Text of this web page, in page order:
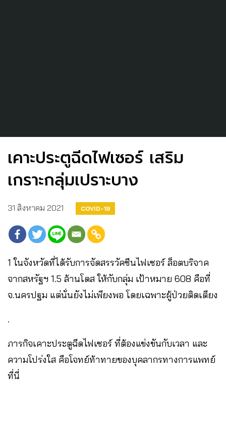
เคาะประตูฉีดไฟเซอร์ เสริม
เกราะกลุ่มเปราะบาง
31 สิงหาคม 2021 COVID-19
1 ในจังหวัดที่ได้รับการจัดสรรวัคซีนไฟเซอร์ ล็อตบริจาค
จากสหรัฐฯ 1.5 ล้านโดส ให้กับกลุ่ม เป้าหมาย 608 คือที่
จ.นครปฐม แต่นั่นยังไม่เพียงพอ โดยเฉพาะผู้ป่วยติดเตียง
.
ภารกิจเคาะประตูฉีดไฟเซอร์ ที่ต้องแข่งขันกับเวลา และ
ความโปร่งใส คือโจทย์ท้าทายของบุคลากรทางการแพทย์
ที่นี่